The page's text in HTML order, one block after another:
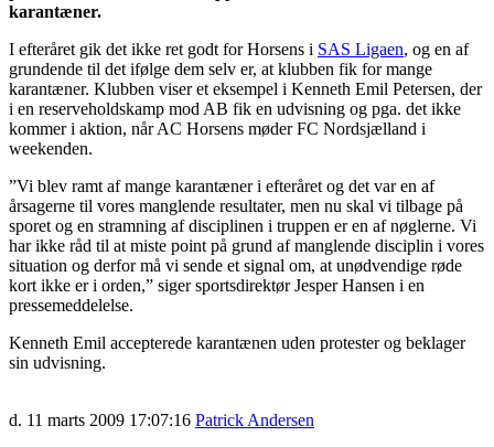
karantæner.
I efteråret gik det ikke ret godt for Horsens i SAS Ligaen, og en af
grundende til det ifølge dem selv er, at klubben fik for mange
karantæner. Klubben viser et eksempel i Kenneth Emil Petersen, der
i en reserveholdskamp mod AB fik en udvisning og pga. det ikke
kommer i aktion, når AC Horsens møder FC Nordsjælland i
weekenden.
”Vi blev ramt af mange karantæner i efteråret og det var en af
årsagerne til vores manglende resultater, men nu skal vi tilbage på
sporet og en stramning af disciplinen i truppen er en af nøglerne. Vi
har ikke råd til at miste point på grund af manglende disciplin i vores
situation og derfor må vi sende et signal om, at unødvendige røde
kort ikke er i orden,” siger sportsdirektør Jesper Hansen i en
pressemeddelelse.
Kenneth Emil accepterede karantænen uden protester og beklager
sin udvisning.
d. 11 marts 2009 17:07:16 Patrick Andersen